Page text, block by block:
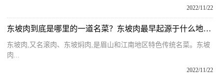
2022/11/22
东坡肉到底是哪里的一道名菜？东坡肉最早起源于什么地方的菜呢？
东坡肉,又名滚肉、东坡焖肉,是眉山和江南地区特色传统名菜。东坡
肉...
2022/11/22